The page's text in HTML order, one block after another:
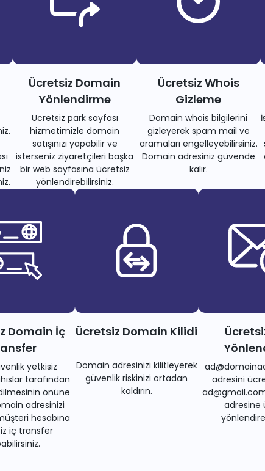
Ücretsiz Domain
Yönlendirme
Ücretsiz park sayfası
hizmetimizle domain
satışınızı yapabilir ve
isterseniz ziyaretçileri başka
bir web sayfasına ücretsiz
yönlendirebilirsiniz.
Ücretsiz Whois
Gizleme
Domain whois bilgilerini
gizleyerek spam mail ve
aramaları engelleyebilirsiniz.
Domain adresiniz güvende
kalır.
Domain İç
yetkisiz
tarafından
önüne
adresinizi
hesabına
iç transfer
Ücretsiz Domain Kilidi
Domain adresinizi kilitleyerek
güvenlik riskinizi ortadan
kaldırın.
adresini
adresine